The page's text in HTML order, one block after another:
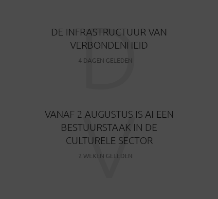
DE INFRASTRUCTUUR VAN
VERBONDENHEID
4 DAGEN GELEDEN
D
VANAF 2 AUGUSTUS IS AI EEN
BESTUURSTAAK IN DE
CULTURELE SECTOR
2 WEKEN GELEDEN
V